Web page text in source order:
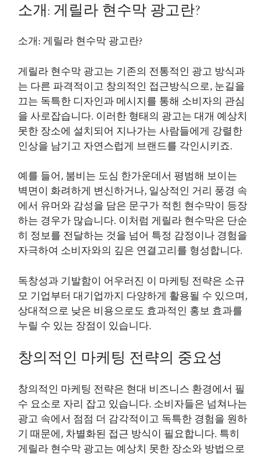
소개: 게릴라 현수막 광고란?
소개: 게릴라 현수막 광고란?
게릴라 현수막 광고는 기존의 전통적인 광고 방식과
는 다른 파격적이고 창의적인 접근방식으로, 눈길을
끄는 독특한 디자인과 메시지를 통해 소비자의 관심
을 사로잡습니다. 이러한 형태의 광고는 대개 예상치
못한 장소에 설치되어 지나가는 사람들에게 강렬한
인상을 남기고 자연스럽게 브랜드를 각인시키죠.
예를 들어, 붐비는 도심 한가운데서 평범해 보이는
벽면이 화려하게 변신하거나, 일상적인 거리 풍경 속
에서 유머와 감성을 담은 문구가 적힌 현수막이 등장
하는 경우가 많습니다. 이처럼 게릴라 현수막은 단순
히 정보를 전달하는 것을 넘어 특정 감정이나 경험을
자극하여 소비자와의 깊은 연결고리를 형성합니다.
독창성과 기발함이 어우러진 이 마케팅 전략은 소규
모 기업부터 대기업까지 다양하게 활용될 수 있으며,
상대적으로 낮은 비용으로도 효과적인 홍보 효과를
누릴 수 있는 장점이 있습니다.
창의적인 마케팅 전략의 중요성
창의적인 마케팅 전략은 현대 비즈니스 환경에서 필
수 요소로 자리 잡고 있습니다. 소비자들은 넘쳐나는
광고 속에서 점점 더 감각적이고 독특한 경험을 원하
기 때문에, 차별화된 접근 방식이 필요합니다. 특히
게릴라 현수막 광고는 예상치 못한 장소와 방법으로